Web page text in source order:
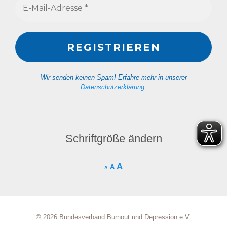
Wir senden keinen Spam! Erfahre mehr in unserer
Datenschutzerklärung
Schriftgröße ändern
A A A
© 2026 Bundesverband Burnout und Depression e.V.